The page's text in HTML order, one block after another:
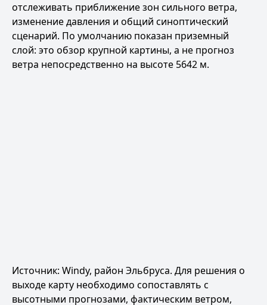
отслеживать приближение зон сильного ветра,
изменение давления и общий синоптический
сценарий. По умолчанию показан приземный
слой: это обзор крупной картины, а не прогноз
ветра непосредственно на высоте 5642 м.
Источник: Windy, район Эльбруса. Для решения о
выходе карту необходимо сопоставлять с
высотными прогнозами, фактическим ветром,